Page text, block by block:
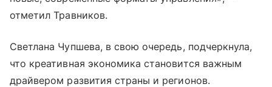
отметил Травников.
Светлана Чупшева, в свою очередь, подчеркнула,
что креативная экономика становится важным
драйвером развития страны и регионов.